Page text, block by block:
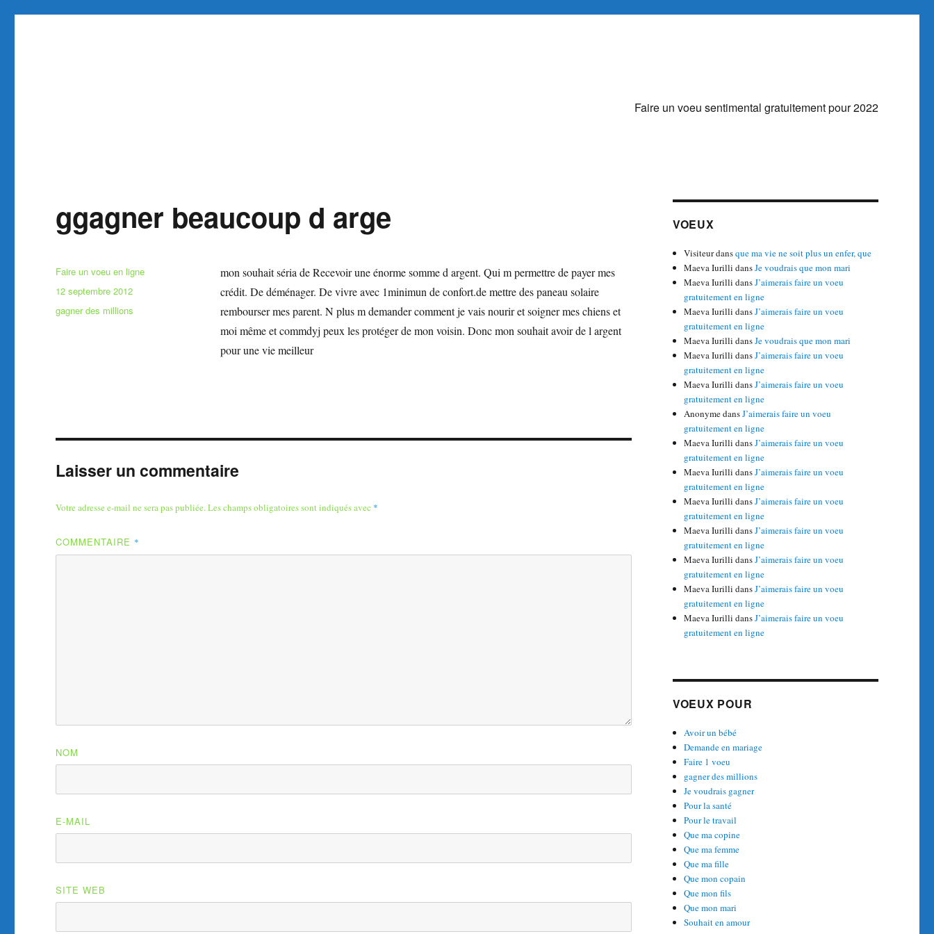
Faire un voeu sentimental gratuitement pour 2022
ggagner beaucoup d arge
mon souhait séria de Recevoir une énorme somme d argent. Qui m permettre de payer mes
crédit. De déménager. De vivre avec 1minimun de confort.de mettre des paneau solaire
rembourser mes parent. N plus m demander comment je vais nourir et soigner mes chiens et
moi même et commdyj peux les protéger de mon voisin. Donc mon souhait avoir de l argent
pour une vie meilleur
Auteur
Faire un voeu en ligne
Publié
12 septembre 2012
Catégories
gagner des millions
Laisser un commentaire
Votre adresse e-mail ne sera pas publiée.Les champs obligatoires sont indiqués avec *
COMMENTAIRE *
NOM
E-MAIL
SITE WEB
VOEUX
Visiteurdansque ma vie ne soit plus un enfer, que
Maeva Iurilli dansJe voudrais que mon mari
Maeva Iurilli dansJ’aimerais faire un voeu
gratuitement en ligne
Maeva Iurilli dansJ’aimerais faire un voeu
gratuitement en ligne
Maeva Iurilli dansJe voudrais que mon mari
Maeva Iurilli dansJ’aimerais faire un voeu
gratuitement en ligne
Maeva Iurilli dansJ’aimerais faire un voeu
gratuitement en ligne
AnonymedansJ’aimerais faire un voeu
gratuitement en ligne
Maeva Iurilli dansJ’aimerais faire un voeu
gratuitement en ligne
Maeva Iurilli dansJ’aimerais faire un voeu
gratuitement en ligne
Maeva Iurilli dansJ’aimerais faire un voeu
gratuitement en ligne
Maeva Iurilli dansJ’aimerais faire un voeu
gratuitement en ligne
Maeva Iurilli dansJ’aimerais faire un voeu
gratuitement en ligne
Maeva Iurilli dansJ’aimerais faire un voeu
gratuitement en ligne
Maeva Iurilli dansJ’aimerais faire un voeu
gratuitement en ligne
VOEUX POUR
Avoir un bébé
Demande en mariage
Faire 1 voeu
gagner des millions
Je voudrais gagner
Pour la santé
Pour le travail
Que ma copine
Que ma femme
Que ma fille
Que mon copain
Que mon fils
Que mon mari
Souhait en amour